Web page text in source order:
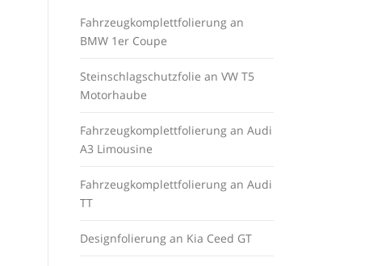
Fahrzeugkomplettfolierung an
BMW 1er Coupe
Steinschlagschutzfolie an VW T5
Motorhaube
Fahrzeugkomplettfolierung an Audi
A3 Limousine
Fahrzeugkomplettfolierung an Audi
TT
Designfolierung an Kia Ceed GT